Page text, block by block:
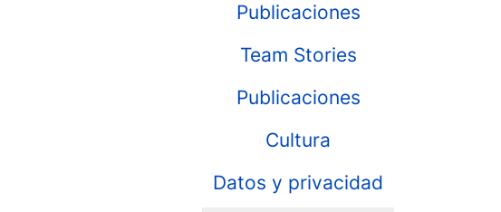
Publicaciones
Team Stories
Publicaciones
Cultura
Datos y privacidad